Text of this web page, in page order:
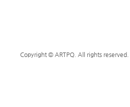
Copyright © ARTPQ. All rights reserved.